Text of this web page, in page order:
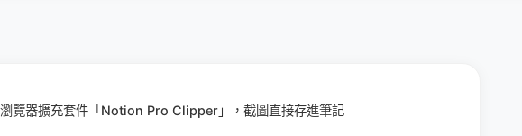
覽器擴充套件「Notion Pro Clipper」，截圖直接存進筆記